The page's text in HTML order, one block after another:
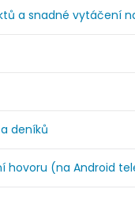
a snadné vytáčení
deníků
hovoru (na Android